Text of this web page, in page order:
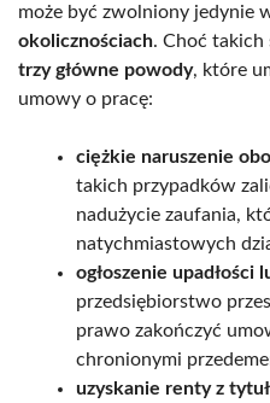
może być zwolniony jedynie
okolicznościach. Choć takich
trzy główne powody, które
umowy o pracę:
ciężkie naruszenie
takich przypadków
nadużycie zaufania,
natychmiastowych
ogłoszenie
przedsiębiorstwo
prawo zakończyć
chronionymi
uzyskanie renty z